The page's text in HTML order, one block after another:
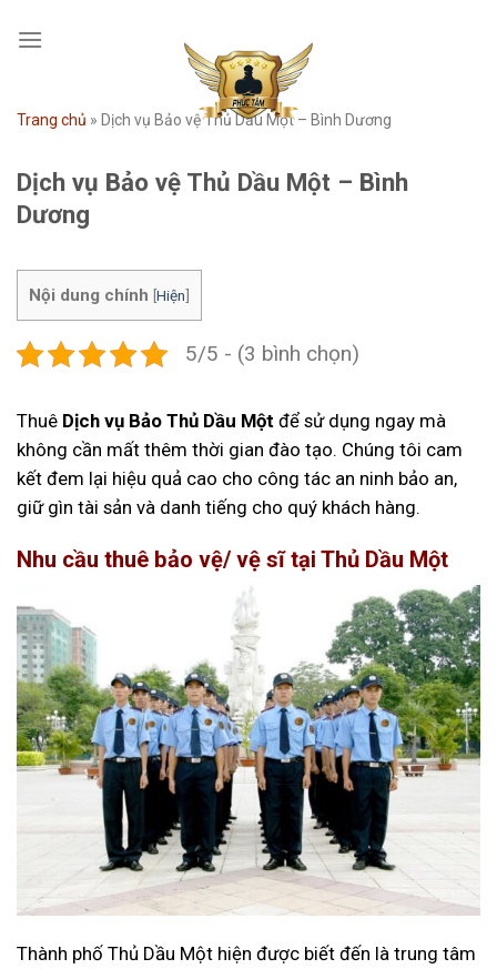
Trang chủ » Dịch vụ Bảo vệ Thủ Dầu Một – Bình Dương
Dịch vụ Bảo vệ Thủ Dầu Một – Bình
Dương
Nội dung chính [Hiện]
5/5 - (3 bình chọn)
Thuê Dịch vụ Bảo Thủ Dầu Một để sử dụng ngay mà
không cần mất thêm thời gian đào tạo. Chúng tôi cam
kết đem lại hiệu quả cao cho công tác an ninh bảo an,
giữ gìn tài sản và danh tiếng cho quý khách hàng.
Nhu cầu thuê bảo vệ/ vệ sĩ tại Thủ Dầu Một
Thành phố Thủ Dầu Một hiện được biết đến là trung tâm